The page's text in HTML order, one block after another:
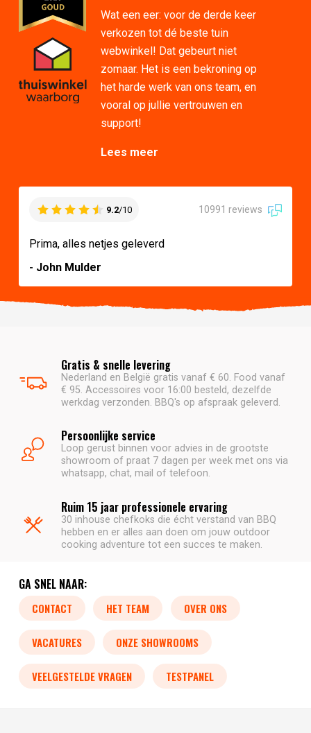
Wat een eer: voor de derde keer
verkozen tot dé beste tuin
webwinkel! Dat gebeurt niet
zomaar. Het is een bekroning op
het harde werk van ons team, en
vooral op jullie vertrouwen en
support!
Lees meer
9.2/10 10991 reviews
Prima, alles netjes geleverd
- John Mulder
Gratis & snelle levering
Nederland en België gratis vanaf € 60. Food vanaf
€ 95. Accessoires voor 16:00 besteld, dezelfde
werkdag verzonden. BBQ's op afspraak geleverd.
Persoonlijke service
Loop gerust binnen voor advies in de grootste
showroom of praat 7 dagen per week met ons via
whatsapp, chat, mail of telefoon.
Ruim 15 jaar professionele ervaring
30 inhouse chefkoks die écht verstand van BBQ
hebben en er alles aan doen om jouw outdoor
cooking adventure tot een succes te maken.
GA SNEL NAAR:
CONTACT HET TEAM OVER ONS
VACATURES ONZE SHOWROOMS
VEELGESTELDE VRAGEN TESTPANEL